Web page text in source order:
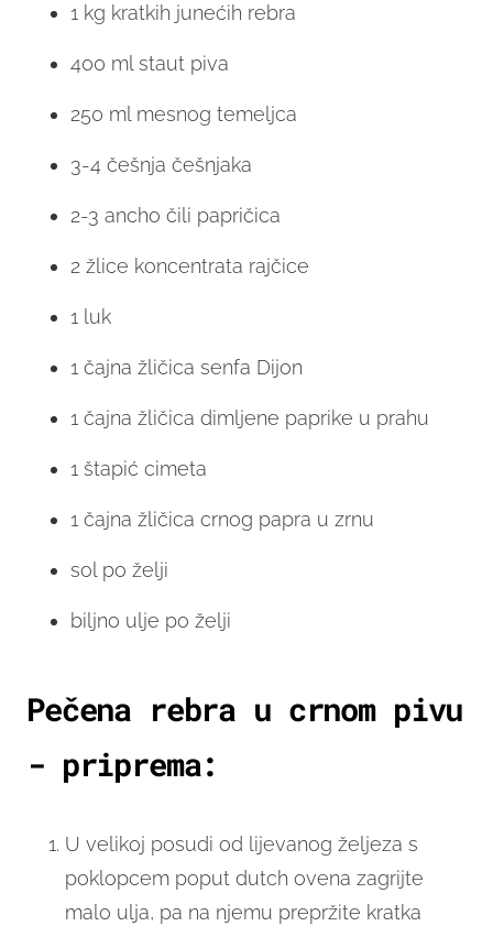
1 kg kratkih junećih rebra
400 ml staut piva
250 ml mesnog temeljca
3-4 češnja češnjaka
2-3 ancho čili papričica
2 žlice koncentrata rajčice
1 luk
1 čajna žličica senfa Dijon
1 čajna žličica dimljene paprike u prahu
1 štapić cimeta
1 čajna žličica crnog papra u zrnu
sol po želji
biljno ulje po želji
Pečena rebra u crnom pivu
- priprema:
U velikoj posudi od lijevanog željeza s
poklopcem poput dutch ovena zagrijte
malo ulja, pa na njemu prepržite kratka